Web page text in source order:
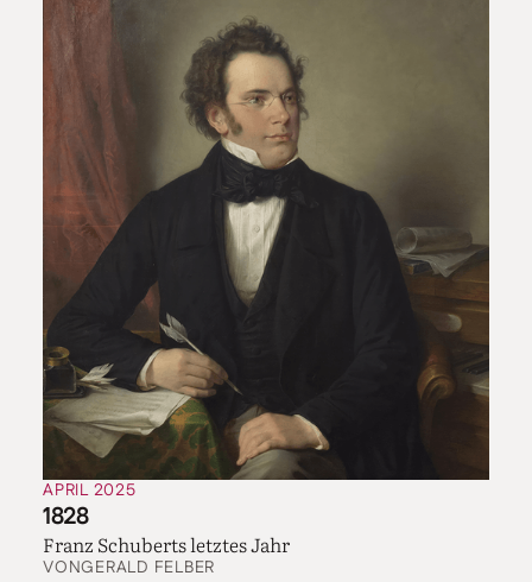
APRIL 2025
1828
Franz Schuberts letztes Jahr
VONGERALD FELBER